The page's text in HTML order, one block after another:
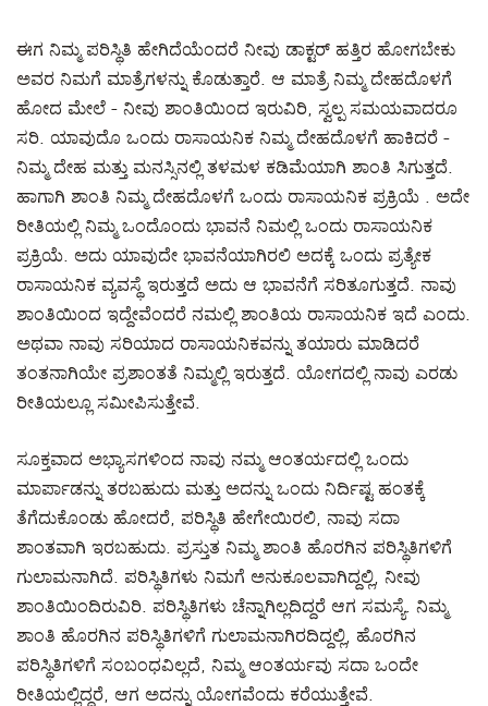
ಈಗ ನಿಮ್ಮ ಪರಿಸ್ಥಿತಿ ಹೇಗಿದೆಯೆಂದರೆ ನೀವು ಡಾಕ್ಟರ್ ಹತ್ತಿರ ಹೋಗಬೇಕು
ಅವರ ನಿಮಗೆ ಮಾತ್ರೆಗಳನ್ನು ಕೊಡುತ್ತಾರೆ. ಆ ಮಾತ್ರೆ ನಿಮ್ಮ ದೇಹದೊಳಗೆ
ಹೋದ ಮೇಲೆ - ನೀವು ಶಾಂತಿಯಿಂದ ಇರುವಿರಿ, ಸ್ವಲ್ಪ ಸಮಯವಾದರೂ
ಸರಿ. ಯಾವುದೊ ಒಂದು ರಾಸಾಯನಿಕ ನಿಮ್ಮ ದೇಹದೊಳಗೆ ಹಾಕಿದರೆ -
ನಿಮ್ಮ ದೇಹ ಮತ್ತು ಮನಸ್ಸಿನಲ್ಲಿ ತಳಮಳ ಕಡಿಮೆಯಾಗಿ ಶಾಂತಿ ಸಿಗುತ್ತದೆ.
ಹಾಗಾಗಿ ಶಾಂತಿ ನಿಮ್ಮ ದೇಹದೊಳಗೆ ಒಂದು ರಾಸಾಯನಿಕ ಪ್ರಕ್ರಿಯೆ . ಅದೇ
ರೀತಿಯಲ್ಲಿ ನಿಮ್ಮ ಒಂದೊಂದು ಭಾವನೆ ನಿಮಲ್ಲಿ ಒಂದು ರಾಸಾಯನಿಕ
ಪ್ರಕ್ರಿಯೆ. ಅದು ಯಾವುದೇ ಭಾವನೆಯಾಗಿರಲಿ ಅದಕ್ಕೆ ಒಂದು ಪ್ರತ್ಯೇಕ
ರಾಸಾಯನಿಕ ವ್ಯವಸ್ಥೆ ಇರುತ್ತದೆ ಅದು ಆ ಭಾವನೆಗೆ ಸರಿತೂಗುತ್ತದೆ. ನಾವು
ಶಾಂತಿಯಿಂದ ಇದ್ದೇವೆಂದರೆ ನಮಲ್ಲಿ ಶಾಂತಿಯ ರಾಸಾಯನಿಕ ಇದೆ ಎಂದು.
ಅಥವಾ ನಾವು ಸರಿಯಾದ ರಾಸಾಯನಿಕವನ್ನು ತಯಾರು ಮಾಡಿದರೆ
ತಂತನಾಗಿಯೇ ಪ್ರಶಾಂತತೆ ನಿಮ್ಮಲ್ಲಿ ಇರುತ್ತದೆ. ಯೋಗದಲ್ಲಿ ನಾವು ಎರಡು
ರೀತಿಯಲ್ಲೂ ಸಮೀಪಿಸುತ್ತೇವೆ.
ಸೂಕ್ತವಾದ ಅಭ್ಯಾಸಗಳಿಂದ ನಾವು ನಮ್ಮ ಆಂತರ್ಯದಲ್ಲಿ ಒಂದು
ಮಾರ್ಪಾಡನ್ನು ತರಬಹುದು ಮತ್ತು ಅದನ್ನು ಒಂದು ನಿರ್ದಿಷ್ಟ ಹಂತಕ್ಕೆ
ತೆಗೆದುಕೊಂಡು ಹೋದರೆ, ಪರಿಸ್ಥಿತಿ ಹೇಗೇಯಿರಲಿ, ನಾವು ಸದಾ
ಶಾಂತವಾಗಿ ಇರಬಹುದು. ಪ್ರಸ್ತುತ ನಿಮ್ಮ ಶಾಂತಿ ಹೊರಗಿನ ಪರಿಸ್ಥಿತಿಗಳಿಗೆ
ಗುಲಾಮನಾಗಿದೆ. ಪರಿಸ್ಥಿತಿಗಳು ನಿಮಗೆ ಅನುಕೂಲವಾಗಿದ್ದಲ್ಲಿ, ನೀವು
ಶಾಂತಿಯಿಂದಿರುವಿರಿ. ಪರಿಸ್ಥಿತಿಗಳು ಚೆನ್ನಾಗಿಲ್ಲದಿದ್ದರೆ ಆಗ ಸಮಸ್ಯೆ. ನಿಮ್ಮ
ಶಾಂತಿ ಹೊರಗಿನ ಪರಿಸ್ಥಿತಿಗಳಿಗೆ ಗುಲಾಮನಾಗಿರದಿದ್ದಲ್ಲಿ, ಹೊರಗಿನ
ಪರಿಸ್ಥಿತಿಗಳಿಗೆ ಸಂಬಂಧವಿಲ್ಲದೆ, ನಿಮ್ಮ ಆಂತರ್ಯವು ಸದಾ ಒಂದೇ
ರೀತಿಯಲ್ಲಿದ್ದರೆ, ಆಗ ಅದನ್ನು ಯೋಗವೆಂದು ಕರೆಯುತ್ತೇವೆ.